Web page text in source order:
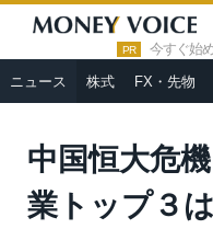
PR 今すぐ始
ニュース 株式 FX・先物
HOME » ニュース »
は？習近平の「富裕層叩き
中国恒大危
業トップ３